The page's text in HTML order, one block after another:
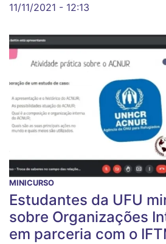
11/11/2021 - 12:13
MINICURSO
Estudantes da UFU
sobre Organizações
em parceria com o